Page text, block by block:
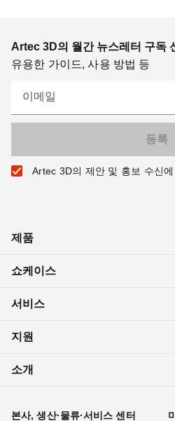
Artec 3D의 월간 뉴스레터 구독
유용한 가이드, 사용 방법 등
이메일
Artec 3D의 제안 및 홍보 수신
제품
쇼케이스
서비스
지원
소개
본사, 생산·물류·서비스 센터